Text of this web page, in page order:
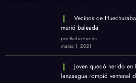
Vecinos de
murió baleada
por Radio Fusión
marzo 1, 2021
Joven quedó herido
lanzaagua rompió ventanal